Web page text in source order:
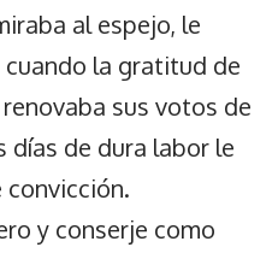
al espejo, le
la gratitud de
sus votos de
días de dura labor le
convicción.
y conserje como